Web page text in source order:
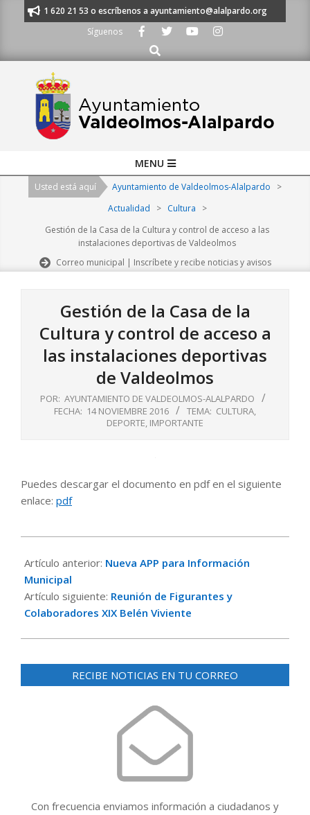
al 91 620 21 53 o escríbenos a ayuntamiento@alalpardo.org
Síguenos
Buscar
Navigation
MENU
Usted está aquí Ayuntamiento de Valdeolmos-Alalpardo
>
Actualidad
> Cultura
>
Gestión de la Casa de la Cultura y control de acceso a las
instalaciones deportivas de Valdeolmos
Correo municipal | Inscríbete y recibe noticias y avisos
Gestión de la Casa de la
Cultura y control de acceso a
las instalaciones deportivas
de Valdeolmos
POR: AYUNTAMIENTO DE VALDEOLMOS-ALALPARDO
FECHA: 14 NOVIEMBRE 2016 TEMA: CULTURA,
DEPORTE, IMPORTANTE
Puedes descargar el documento en pdf en el siguiente
enlace: pdf
11-
14
Artículo anterior: Nueva APP para Información
Municipal
Artículo siguiente: Reunión de Figurantes y
Colaboradores XIX Belén Viviente
RECIBE NOTICIAS EN TU CORREO
Con frecuencia enviamos información a ciudadanos y